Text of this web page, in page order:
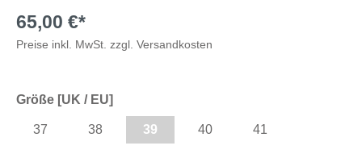
65,00 €*
Preise inkl. MwSt. zzgl. Versandkosten
Größe [UK / EU]
37 38 39 40 41